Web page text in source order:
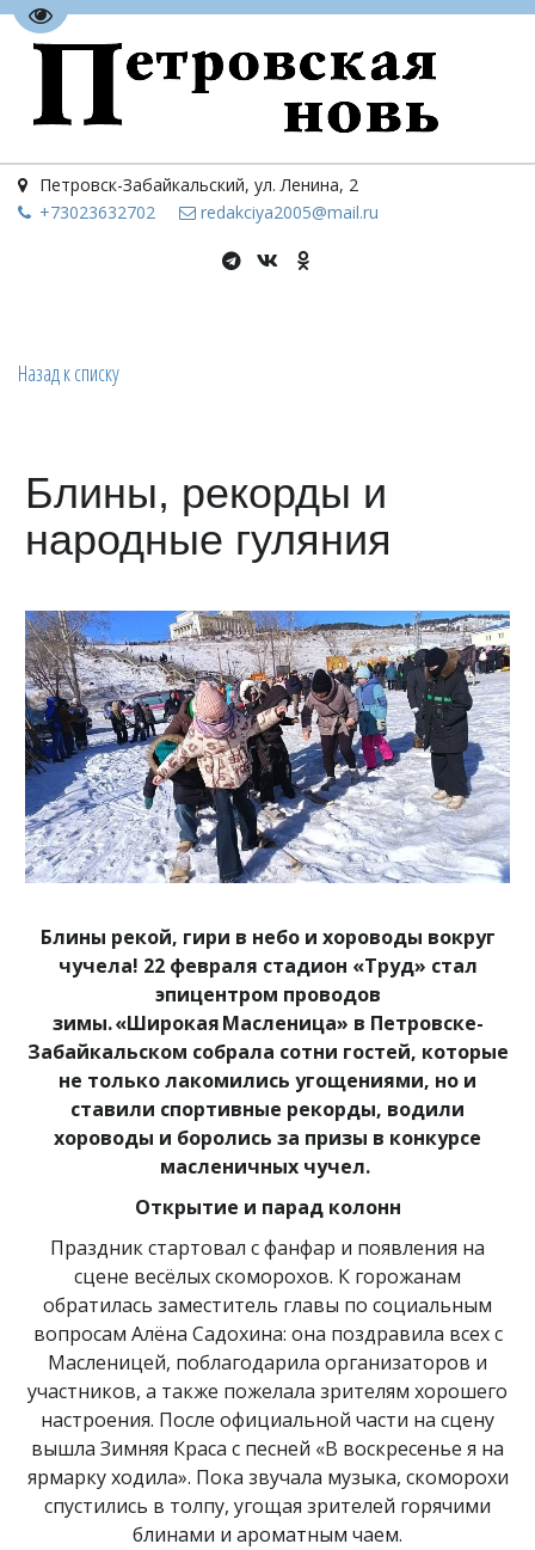
Перейти на версию для слабовидящих
Петровск-Забайкальский, ул. Ленина, 2
+73023632702 redakciya2005@mail.ru
Назад к списку
Блины, рекорды и
народные гуляния
Блины рекой, гири в небо и хороводы вокруг
чучела! 22 февраля стадион «Труд» стал
эпицентром проводов
зимы. «Широкая Масленица» в Петровске-
Забайкальском собрала сотни гостей, которые
не только лакомились угощениями, но и
ставили спортивные рекорды, водили
хороводы и боролись за призы в конкурсе
масленичных чучел.
Открытие и парад колонн
Праздник стартовал с фанфар и появления на
сцене весёлых скоморохов. К горожанам
обратилась заместитель главы по социальным
вопросам Алёна Садохина: она поздравила всех с
Масленицей, поблагодарила организаторов и
участников, а также пожелала зрителям хорошего
настроения. После официальной части на сцену
вышла Зимняя Краса с песней «В воскресенье я на
ярмарку ходила». Пока звучала музыка, скоморохи
спустились в толпу, угощая зрителей горячими
блинами и ароматным чаем.